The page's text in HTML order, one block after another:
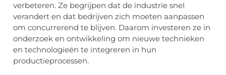
verbeteren. Ze begrijpen dat de industrie snel
verandert en dat bedrijven zich moeten aanpassen
om concurrerend te blijven. Daarom investeren ze in
onderzoek en ontwikkeling om nieuwe technieken
en technologieën te integreren in hun
productieprocessen.